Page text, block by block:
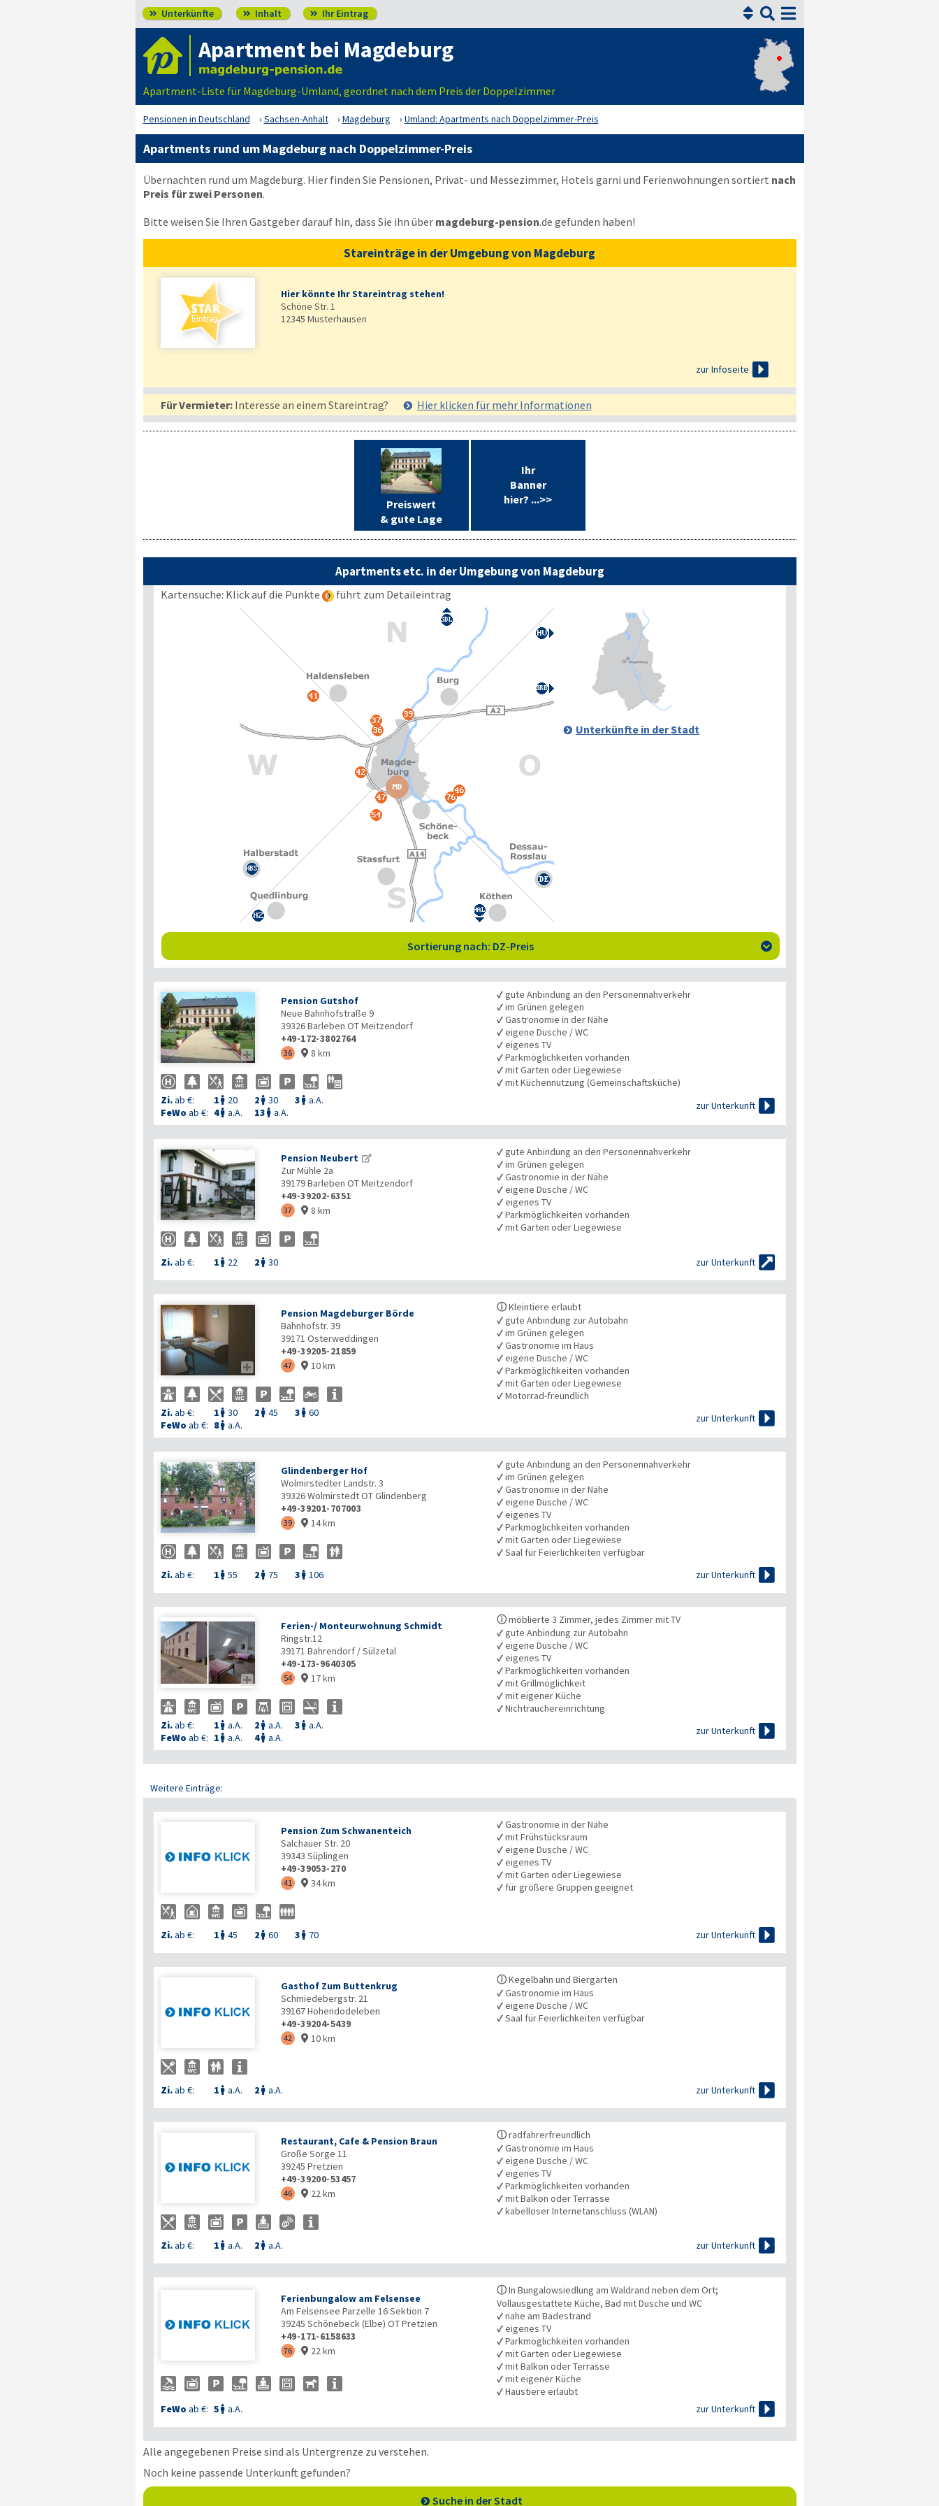
 Unterkünfte  Inhalt  Ihr Eintrag 

Apartment bei Magdeburg
Apartment-Liste für Magdeburg-Umland, geordnet nach dem Preis der Doppelzimmer
Pensionen in Deutschland Sachsen-Anhalt Magdeburg Umland: Apartments nach Doppelzimmer-Preis
Apartments rund um Magdeburg nach Doppelzimmer-Preis
Übernachten rund um Magdeburg. Hier finden Sie Pensionen, Privat- und Messezimmer, Hotels garni und Ferienwohnungen sortiert nach
Preis für zwei Personen.
Bitte weisen Sie Ihren Gastgeber darauf hin, dass Sie ihn über magdeburg-pension.de gefunden haben!
Stareinträge in der Umgebung von Magdeburg
Hier könnte Ihr Stareintrag stehen!
Schöne Str. 1
12345 Musterhausen
zur Infoseite 
Für Vermieter:Interesse an einem Stareintrag? Hier klicken für mehr Informationen
Preiswert
& gute Lage
Ihr
Banner
hier? ...>>
Apartments etc. in der Umgebung von Magdeburg
Kartensuche: Klick auf die Punkte führt zum Detaileintrag
Unterkünfte in der Stadt
Sortierung nach: DZ-Preis 

Pension Gutshof
Neue Bahnhofstraße 9
39326Barleben OT Meitzendorf
+49-172-3802764
36  8 km
Zi.ab €: 1  20 2  30 3  a.A.
FeWo ab €: 4 a.A. 13  a.A.
✓gute Anbindung an den Personennahverkehr
✓im Grünen gelegen
✓Gastronomie in der Nähe
✓eigene Dusche / WC
✓eigenes TV
✓Parkmöglichkeiten vorhanden
✓mit Garten oder Liegewiese
✓mit Küchennutzung (Gemeinschaftsküche)
zur Unterkunft


Pension Neubert
Zur Mühle 2a
39179Barleben OT Meitzendorf
+49-39202-6351
37  8 km
Zi.ab €: 1  22 2  30
✓gute Anbindung an den Personennahverkehr
✓im Grünen gelegen
✓Gastronomie in der Nähe
✓eigene Dusche / WC
✓eigenes TV
✓Parkmöglichkeiten vorhanden
✓mit Garten oder Liegewiese
zur Unterkunft 

Pension Magdeburger Börde
Bahnhofstr. 39
39171 Osterweddingen
+49-39205-21859
47  10 km
Zi.ab €: 1  30 2  45 3  60
FeWo ab €: 8 a.A.
ⓘKleintiere erlaubt
✓gute Anbindung zur Autobahn
✓im Grünen gelegen
✓Gastronomie im Haus
✓eigene Dusche / WC
✓Parkmöglichkeiten vorhanden
✓mit Garten oder Liegewiese
✓Motorrad-freundlich
zur Unterkunft

Glindenberger Hof
Wolmirstedter Landstr. 3
39326Wolmirstedt OT Glindenberg
+49-39201-707003
39  14 km
Zi.ab €: 1  55 2  75 3  106
✓gute Anbindung an den Personennahverkehr
✓im Grünen gelegen
✓Gastronomie in der Nähe
✓eigene Dusche / WC
✓eigenes TV
✓Parkmöglichkeiten vorhanden
✓mit Garten oder Liegewiese
✓Saal für Feierlichkeiten verfügbar
zur Unterkunft 

Ferien-/ Monteurwohnung Schmidt
Ringstr.12
39171 Bahrendorf / Sülzetal
+49-173-9640305
54  17 km
Zi.ab €: 1  a.A. 2  a.A. 3  a.A.
FeWo ab €: 1  a.A. 4 a.A.
ⓘmöblierte 3 Zimmer, jedes Zimmer mit TV
✓gute Anbindung zur Autobahn
✓eigene Dusche / WC
✓eigenes TV
✓Parkmöglichkeiten vorhanden
✓mit Grillmöglichkeit
✓mit eigener Küche
✓Nichtrauchereinrichtung
zur Unterkunft

Weitere Einträge:
Pension Zum Schwanenteich
Salchauer Str. 20
39343 Süplingen
+49-39053-270
41  34 km
Zi.ab €: 1  45 2  60 3  70
✓Gastronomie in der Nähe
✓mit Frühstücksraum
✓eigene Dusche / WC
✓eigenes TV
✓mit Garten oder Liegewiese
✓ für größere Gruppen geeignet
zur Unterkunft 
Gasthof Zum Buttenkrug
Schmiedebergstr. 21
39167Hohendodeleben
+49-39204-5439
42  10 km
Zi.ab €: 1  a.A. 2  a.A.
ⓘKegelbahn und Biergarten
✓Gastronomie im Haus
✓eigene Dusche / WC
✓Saal für Feierlichkeiten verfügbar
zur Unterkunft 
Restaurant, Cafe & Pension Braun
Große Sorge 11
39245 Pretzien
+49-39200-53457
46  22 km
Zi.ab €: 1  a.A. 2  a.A.
ⓘradfahrerfreundlich
✓Gastronomie im Haus
✓eigene Dusche / WC
✓eigenes TV
✓Parkmöglichkeiten vorhanden
✓mit Balkon oder Terrasse
✓kabelloser Internetanschluss (WLAN)
zur Unterkunft 
Ferienbungalow am Felsensee
Am Felsensee Parzelle 16 Sektion 7
39245 Schönebeck (Elbe) OT Pretzien
+49-171-6158633
76  22 km
FeWo ab €: 5  a.A.
ⓘIn Bungalowsiedlung am Waldrand neben dem Ort;
Vollausgestattete Küche, Bad mit Dusche und WC
✓nahe am Badestrand
✓eigenes TV
✓Parkmöglichkeiten vorhanden
✓mit Garten oder Liegewiese
✓mit Balkon oder Terrasse
✓mit eigener Küche
✓Haustiere erlaubt
zur Unterkunft 
Alle angegebenen Preise sind als Untergrenze zu verstehen.
Noch keine passende Unterkunft gefunden?
Suche in der Stadt